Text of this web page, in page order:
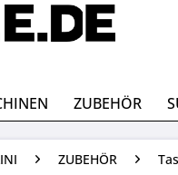
ZUBEHÖR
ZUBEHÖR